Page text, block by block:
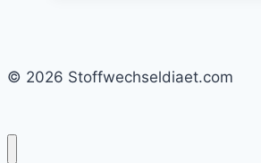
© 2026 Stoffwechseldiaet.com